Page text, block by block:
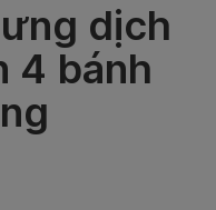
dịch
4 bánh